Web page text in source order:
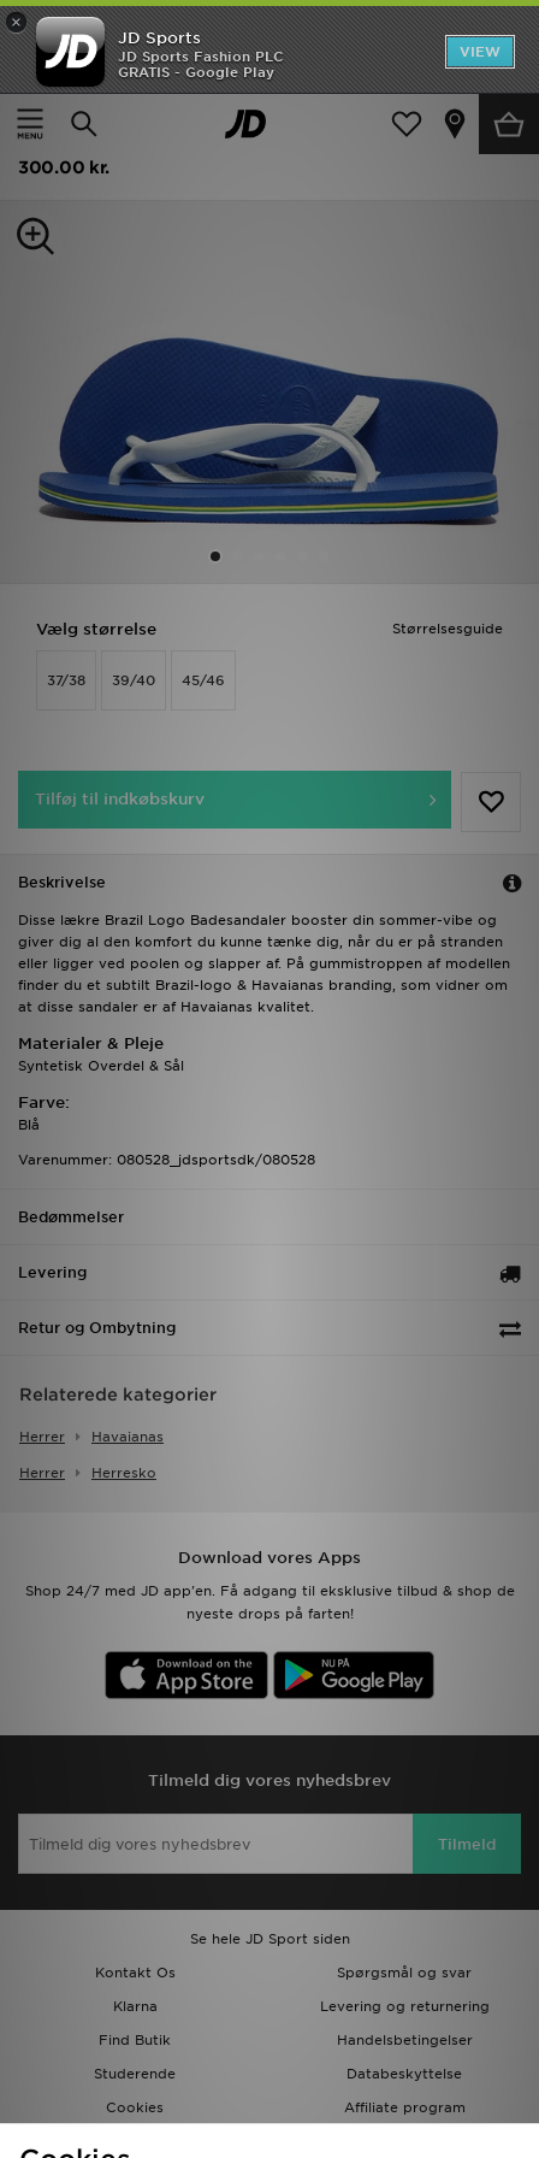
×
JD Sports
JD Sports Fashion PLC
GRATIS - Google Play
VIEW
Hjem
Herrer Herresko
Havaianas Brazil Logo Badesandaler Herre
300.00 kr.
Størrelsesguide
Vælg størrelse
37/38 39/40 45/46
Tilføj til indkøbskurv
Beskrivelse
Disse lækre Brazil Logo Badesandaler booster din sommer-vibe og
giver dig al den komfort du kunne tænke dig, når du er på stranden
eller ligger ved poolen og slapper af. På gummistroppen af modellen
finder du et subtilt Brazil-logo & Havaianas branding, som vidner om
at disse sandaler er af Havaianas kvalitet.
Materialer & Pleje
Syntetisk Overdel & Sål
Farve:
Blå
Varenummer: 080528_jdsportsdk/080528
Bedømmelser
Levering
Retur og Ombytning
Relaterede kategorier
Herrer Havaianas
Herrer Herresko
Download vores Apps
Shop 24/7 med JD app'en. Få adgang til eksklusive tilbud & shop de
nyeste drops på farten!
Tilmeld dig vores nyhedsbrev
Tilmeld
Se hele JD Sport siden
Kontakt Os
Spørgsmål og svar
Klarna
Levering og returnering
Find Butik
Handelsbetingelser
Studerende
Databeskyttelse
Cookies
Affiliate program
Hjem
UDSALG
Damer
Bestsellers
Brands
Fodbold